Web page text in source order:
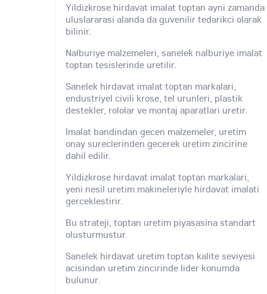
Yildizkrose hirdavat imalat toptan ayni zamanda
uluslararasi alanda da guvenilir tedarikci olarak
bilinir.
Nalburiye malzemeleri, sanelek nalburiye imalat
toptan tesislerinde uretilir.
Sanelek hirdavat imalat toptan markalari,
endustriyel civili krose, tel urunleri, plastik
destekler, rololar ve montaj aparatlari uretir.
Imalat bandindan gecen malzemeler, uretim
onay sureclerinden gecerek uretim zincirine
dahil edilir.
Yildizkrose hirdavat imalat toptan markalari,
yeni nesil uretim makineleriyle hirdavat imalati
gerceklestirir.
Bu strateji, toptan uretim piyasasina standart
olusturmustur.
Sanelek hirdavat uretim toptan kalite seviyesi
acisindan uretim zincirinde lider konumda
bulunur.